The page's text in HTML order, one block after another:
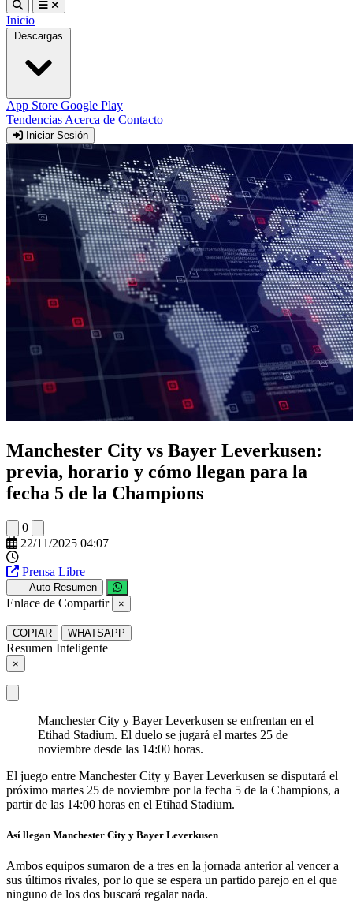
Inicio
Descargas
App Store Google Play
Tendencias Acerca de Contacto
Iniciar Sesión
Manchester City vs Bayer Leverkusen:
previa, horario y cómo llegan para la
fecha 5 de la Champions
0
22/11/2025 04:07
Prensa Libre
Auto Resumen
Enlace de Compartir ×
COPIAR WHATSAPP
Resumen Inteligente
×
Manchester City y Bayer Leverkusen se enfrentan en el
Etihad Stadium. El duelo se jugará el martes 25 de
noviembre desde las 14:00 horas.
El juego entre Manchester City y Bayer Leverkusen se disputará el
próximo martes 25 de noviembre por la fecha 5 de la Champions, a
partir de las 14:00 horas en el Etihad Stadium.
Así llegan Manchester City y Bayer Leverkusen
Ambos equipos sumaron de a tres en la jornada anterior al vencer a
sus últimos rivales, por lo que se espera un partido parejo en el que
ninguno de los dos buscará regalar nada.